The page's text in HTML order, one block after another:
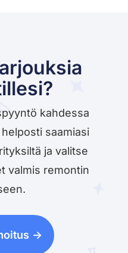
kahdessa
saamiasi
ja valitse
valmis remontin
->